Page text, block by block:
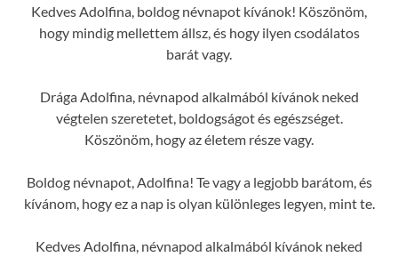
Kedves Adolfina, boldog névnapot kívánok! Köszönöm,
hogy mindig mellettem állsz, és hogy ilyen csodálatos
barát vagy.
Drága Adolfina, névnapod alkalmából kívánok neked
végtelen szeretetet, boldogságot és egészséget.
Köszönöm, hogy az életem része vagy.
Boldog névnapot, Adolfina! Te vagy a legjobb barátom, és
kívánom, hogy ez a nap is olyan különleges legyen, mint te.
Kedves Adolfina, névnapod alkalmából kívánok neked